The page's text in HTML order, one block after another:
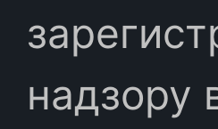
надзору